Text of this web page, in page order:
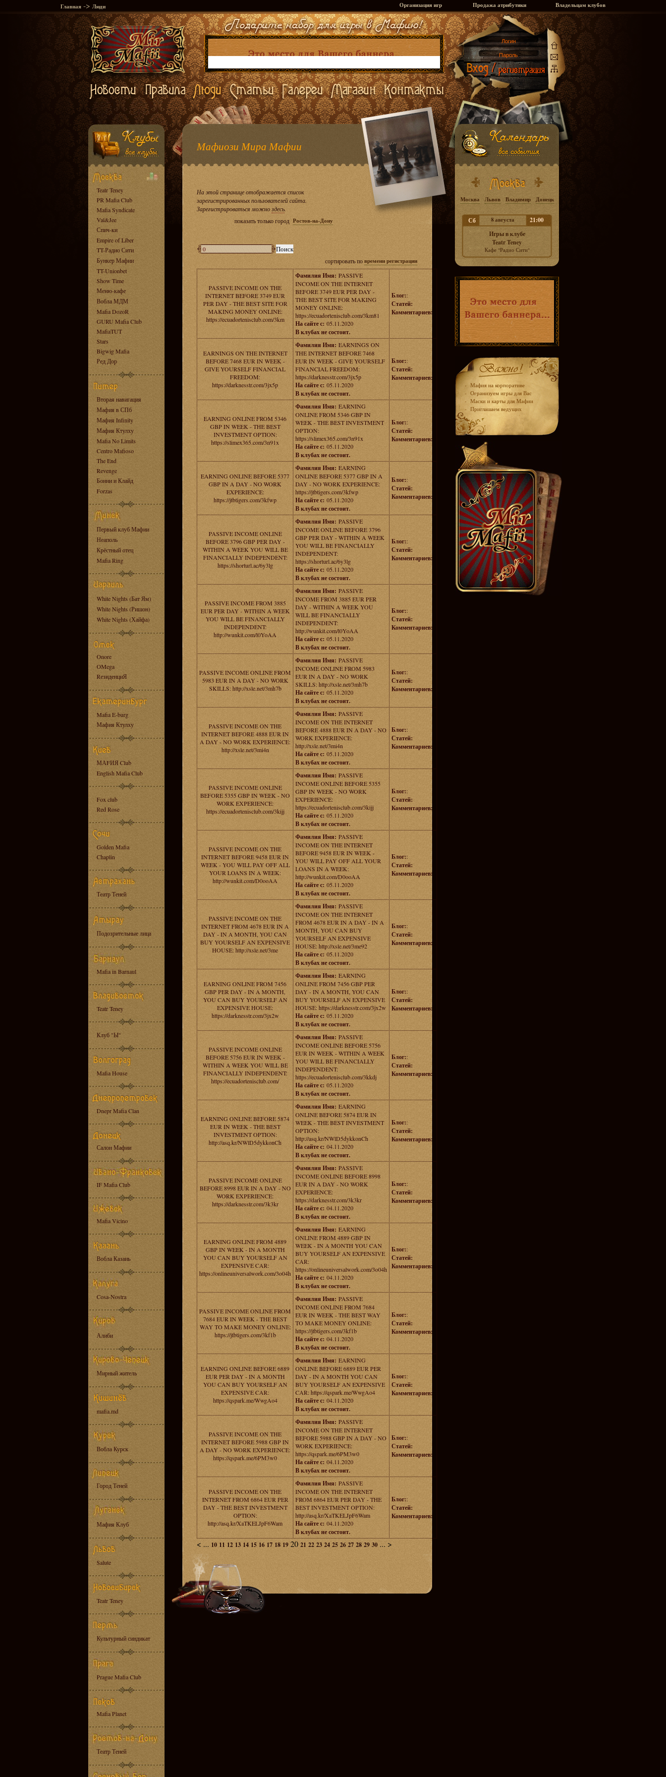
Главная -> Люди Организация игр Продажа атрибутики Владельцам клубов
Teatr Teney
PR Mafia Club
Mafia Syndicate
Val&Jee
Спич-ки
Empire of Liber
TT-Радио Сити
Бункер Мафии
TT-Unionbet
Show Time
Меню-кафе
Вобла МДМ
Mafia DozoR
GURU Mafia Club
MafiaTUT
Stars
Bigwig Mafia
Ред Дор
Вторая навигация
Мафия в СПб
Мафия Infinity
Мафия Ктулху
Mafia No Limits
Centro Mafioso
The End
Revenge
Бонни и Клайд
Forzas
Первый клуб Мафии
Неаполь
Крёстный отец
Mafia Ring
White Nights (Бат Ям)
White Nights (Ришон)
White Nights (Хайфа)
Onore
OMega
RезиденциЯ
Mafia E-burg
Мафия Ктулху
МАFИЯ Club
English Mafia Club
Fox club
Red Rose
Golden Mafia
Chaplin
Театр Теней
Подозрительные лица
Mafia in Barnaul
Teatr Teney
Клуб "Ы"
Mafia House
Dnepr Mafia Clan
Салон Мафии
IF Mafia Club
Mafia Vicino
Вобла Казань
Cosa-Nostra
Алиби
Мирный житель
mafia.md
Вобла Курск
Город Теней
Мафия Клуб
Salute
Teatr Teney
Культурный синдикат
Prague Mafia Club
Mafia Planet
Театр Теней
Мафиози Мира Мафии
На этой странице отображается список
зарегистрированных пользователей сайта.
Зарегистрироваться можноздесь.
показать только город Ростов-на-Дону
сортировать повремени регистрации
PASSIVE INCOME ON THE
INTERNET BEFORE 3749 EUR
PER DAY - THE BEST SITE FOR
MAKING MONEY ONLINE:
https://ecuadortenisclub.com/3km
Фамилия Имя: PASSIVE
INCOME ON THE INTERNET
BEFORE 3749 EUR PER DAY -
THE BEST SITE FOR MAKING
MONEY ONLINE:
https://ecuadortenisclub.com/3km81
На сайте с: 05.11.2020
В клубах не состоит.
Блог::
Статей:
Комментариев:
EARNINGS ON THE INTERNET
BEFORE 7468 EUR IN WEEK -
GIVE YOURSELF FINANCIAL
FREEDOM:
https://darknesstr.com/3jx5p
Фамилия Имя: EARNINGS ON
THE INTERNET BEFORE 7468
EUR IN WEEK - GIVE YOURSELF
FINANCIAL FREEDOM:
https://darknesstr.com/3jx5p
На сайте с: 05.11.2020
В клубах не состоит.
Блог::
Статей:
Комментариев:
EARNING ONLINE FROM 5346
GBP IN WEEK - THE BEST
INVESTMENT OPTION:
https://slimex365.com/3n91x
Фамилия Имя: EARNING
ONLINE FROM 5346 GBP IN
WEEK - THE BEST INVESTMENT
OPTION:
https://slimex365.com/3n91x
На сайте с: 05.11.2020
В клубах не состоит.
Блог::
Статей:
Комментариев:
EARNING ONLINE BEFORE 5377
GBP IN A DAY - NO WORK
EXPERIENCE:
https://jtbtigers.com/3kfwp
Фамилия Имя: EARNING
ONLINE BEFORE 5377 GBP IN A
DAY - NO WORK EXPERIENCE:
https://jtbtigers.com/3kfwp
На сайте с: 05.11.2020
В клубах не состоит.
Блог::
Статей:
Комментариев:
PASSIVE INCOME ONLINE
BEFORE 3796 GBP PER DAY -
WITHIN A WEEK YOU WILL BE
FINANCIALLY INDEPENDENT:
https://shorturl.ac/6y3lg
Фамилия Имя: PASSIVE
INCOME ONLINE BEFORE 3796
GBP PER DAY - WITHIN A WEEK
YOU WILL BE FINANCIALLY
INDEPENDENT:
https://shorturl.ac/6y3lg
На сайте с: 05.11.2020
В клубах не состоит.
Блог::
Статей:
Комментариев:
PASSIVE INCOME FROM 3885
EUR PER DAY - WITHIN A WEEK
YOU WILL BE FINANCIALLY
INDEPENDENT:
http://wunkit.com/l0YoAA
Фамилия Имя: PASSIVE
INCOME FROM 3885 EUR PER
DAY - WITHIN A WEEK YOU
WILL BE FINANCIALLY
INDEPENDENT:
http://wunkit.com/l0YoAA
На сайте с: 05.11.2020
В клубах не состоит.
Блог::
Статей:
Комментариев:
PASSIVE INCOME ONLINE FROM
5983 EUR IN A DAY - NO WORK
SKILLS: http://xsle.net/3mh7b
Фамилия Имя: PASSIVE
INCOME ONLINE FROM 5983
EUR IN A DAY - NO WORK
SKILLS: http://xsle.net/3mh7b
На сайте с: 05.11.2020
В клубах не состоит.
Блог::
Статей:
Комментариев:
PASSIVE INCOME ON THE
INTERNET BEFORE 4888 EUR IN
A DAY - NO WORK EXPERIENCE:
http://xsle.net/3mi4n
Фамилия Имя: PASSIVE
INCOME ON THE INTERNET
BEFORE 4888 EUR IN A DAY - NO
WORK EXPERIENCE:
http://xsle.net/3mi4n
На сайте с: 05.11.2020
В клубах не состоит.
Блог::
Статей:
Комментариев:
PASSIVE INCOME ONLINE
BEFORE 5355 GBP IN WEEK - NO
WORK EXPERIENCE:
https://ecuadortenisclub.com/3kijj
Фамилия Имя: PASSIVE
INCOME ONLINE BEFORE 5355
GBP IN WEEK - NO WORK
EXPERIENCE:
https://ecuadortenisclub.com/3kijj
На сайте с: 05.11.2020
В клубах не состоит.
Блог::
Статей:
Комментариев:
PASSIVE INCOME ON THE
INTERNET BEFORE 9458 EUR IN
WEEK - YOU WILL PAY OFF ALL
YOUR LOANS IN A WEEK:
http://wunkit.com/D0ooAA
Фамилия Имя: PASSIVE
INCOME ON THE INTERNET
BEFORE 9458 EUR IN WEEK -
YOU WILL PAY OFF ALL YOUR
LOANS IN A WEEK:
http://wunkit.com/D0ooAA
На сайте с: 05.11.2020
В клубах не состоит.
Блог::
Статей:
Комментариев:
PASSIVE INCOME ON THE
INTERNET FROM 4678 EUR IN A
DAY - IN A MONTH, YOU CAN
BUY YOURSELF AN EXPENSIVE
HOUSE: http://xsle.net/3me
Фамилия Имя: PASSIVE
INCOME ON THE INTERNET
FROM 4678 EUR IN A DAY - IN A
MONTH, YOU CAN BUY
YOURSELF AN EXPENSIVE
HOUSE: http://xsle.net/3me92
На сайте с: 05.11.2020
В клубах не состоит.
Блог::
Статей:
Комментариев:
EARNING ONLINE FROM 7456
GBP PER DAY - IN A MONTH,
YOU CAN BUY YOURSELF AN
EXPENSIVE HOUSE:
https://darknesstr.com/3jx2w
Фамилия Имя: EARNING
ONLINE FROM 7456 GBP PER
DAY - IN A MONTH, YOU CAN
BUY YOURSELF AN EXPENSIVE
HOUSE: https://darknesstr.com/3jx2w
На сайте с: 05.11.2020
В клубах не состоит.
Блог::
Статей:
Комментариев:
PASSIVE INCOME ONLINE
BEFORE 5756 EUR IN WEEK -
WITHIN A WEEK YOU WILL BE
FINANCIALLY INDEPENDENT:
https://ecuadortenisclub.com/
Фамилия Имя: PASSIVE
INCOME ONLINE BEFORE 5756
EUR IN WEEK - WITHIN A WEEK
YOU WILL BE FINANCIALLY
INDEPENDENT:
https://ecuadortenisclub.com/3kkdj
На сайте с: 05.11.2020
В клубах не состоит.
Блог::
Статей:
Комментариев:
EARNING ONLINE BEFORE 5874
EUR IN WEEK - THE BEST
INVESTMENT OPTION:
http://asq.kr/NWlD5dykkonCh
Фамилия Имя: EARNING
ONLINE BEFORE 5874 EUR IN
WEEK - THE BEST INVESTMENT
OPTION:
http://asq.kr/NWlD5dykkonCh
На сайте с: 04.11.2020
В клубах не состоит.
Блог::
Статей:
Комментариев:
PASSIVE INCOME ONLINE
BEFORE 8998 EUR IN A DAY - NO
WORK EXPERIENCE:
https://darknesstr.com/3k3kr
Фамилия Имя: PASSIVE
INCOME ONLINE BEFORE 8998
EUR IN A DAY - NO WORK
EXPERIENCE:
https://darknesstr.com/3k3kr
На сайте с: 04.11.2020
В клубах не состоит.
Блог::
Статей:
Комментариев:
EARNING ONLINE FROM 4889
GBP IN WEEK - IN A MONTH
YOU CAN BUY YOURSELF AN
EXPENSIVE CAR:
https://onlineuniversalwork.com/3o04h
Фамилия Имя: EARNING
ONLINE FROM 4889 GBP IN
WEEK - IN A MONTH YOU CAN
BUY YOURSELF AN EXPENSIVE
CAR:
https://onlineuniversalwork.com/3o04h
На сайте с: 04.11.2020
В клубах не состоит.
Блог::
Статей:
Комментариев:
PASSIVE INCOME ONLINE FROM
7684 EUR IN WEEK - THE BEST
WAY TO MAKE MONEY ONLINE:
https://jtbtigers.com/3kf1b
Фамилия Имя: PASSIVE
INCOME ONLINE FROM 7684
EUR IN WEEK - THE BEST WAY
TO MAKE MONEY ONLINE:
https://jtbtigers.com/3kf1b
На сайте с: 04.11.2020
В клубах не состоит.
Блог::
Статей:
Комментариев:
EARNING ONLINE BEFORE 6889
EUR PER DAY - IN A MONTH
YOU CAN BUY YOURSELF AN
EXPENSIVE CAR:
https://qspark.me/WwgAo4
Фамилия Имя: EARNING
ONLINE BEFORE 6889 EUR PER
DAY - IN A MONTH YOU CAN
BUY YOURSELF AN EXPENSIVE
CAR: https://qspark.me/WwgAo4
На сайте с: 04.11.2020
В клубах не состоит.
Блог::
Статей:
Комментариев:
PASSIVE INCOME ON THE
INTERNET BEFORE 5988 GBP IN
A DAY - NO WORK EXPERIENCE:
https://qspark.me/6PM3w0
Фамилия Имя: PASSIVE
INCOME ON THE INTERNET
BEFORE 5988 GBP IN A DAY - NO
WORK EXPERIENCE:
https://qspark.me/6PM3w0
На сайте с: 04.11.2020
В клубах не состоит.
Блог::
Статей:
Комментариев:
PASSIVE INCOME ON THE
INTERNET FROM 6864 EUR PER
DAY - THE BEST INVESTMENT
OPTION:
http://asq.kr/XaTKELJpF6Wam
Фамилия Имя: PASSIVE
INCOME ON THE INTERNET
FROM 6864 EUR PER DAY - THE
BEST INVESTMENT OPTION:
http://asq.kr/XaTKELJpF6Wam
На сайте с: 04.11.2020
В клубах не состоит.
Блог::
Статей:
Комментариев:
< ... 10 11 12 13 14 15 16 17 18 19 20 21 22 23 24 25 26 27 28 29 30 ... >
Москва Львов Владимир Донецк
Сб 8 августа
21:00
Игры в клубе
Teatr Teney
Кафе "Радио Сити"
- Мафия на корпоративе
- Огранизуем игры для Вас
- Маски и карты для Мафии
- Приглашаем ведущих